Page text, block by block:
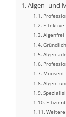
Algen- und
Effektive
Algen
Algen-